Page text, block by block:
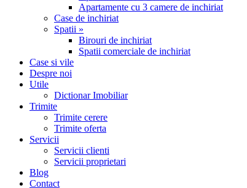
Apartamente cu 3 camere de inchiriat
Case de inchiriat
Spatii »
Birouri de inchiriat
Spatii comerciale de inchiriat
Case si vile
Despre noi
Utile
Dictionar Imobiliar
Trimite
Trimite cerere
Trimite oferta
Servicii
Servicii clienti
Servicii proprietari
Blog
Contact